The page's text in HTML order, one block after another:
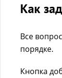
Как
Все
порядке.
Кнопка